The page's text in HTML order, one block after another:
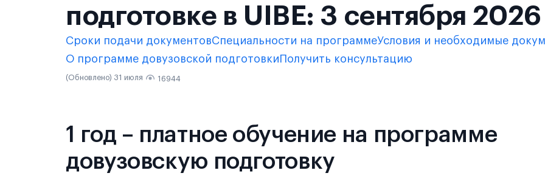
подготовке в UIBE: 3 сентября 2026
Сроки подачи документовСпециальности на программеУсловия и необходимые
О программе довузовской подготовки Получить консультацию
(Обновлено) 31 июля 16944
1 год – платное обучение на программе
довузовскую подготовку